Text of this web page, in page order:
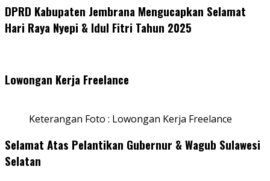
DPRD Kabupaten Jembrana Mengucapkan Selamat
Hari Raya Nyepi & Idul Fitri Tahun 2025
Lowongan Kerja Freelance
Keterangan Foto : Lowongan Kerja Freelance
Selamat Atas Pelantikan Gubernur & Wagub Sulawesi
Selatan